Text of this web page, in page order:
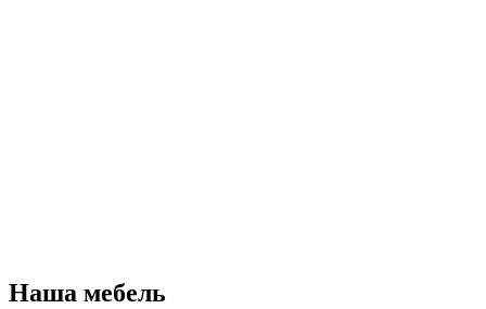
Наша мебель